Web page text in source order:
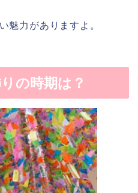
魅力がありますよ。
の時期は？